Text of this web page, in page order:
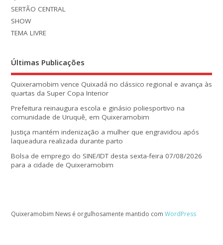
SERTÃO CENTRAL
SHOW
TEMA LIVRE
Últimas Publicações
Quixeramobim vence Quixadá no clássico regional e avança às
quartas da Super Copa Interior
Prefeitura reinaugura escola e ginásio poliesportivo na
comunidade de Uruquê, em Quixeramobim
Justiça mantém indenização a mulher que engravidou após
laqueadura realizada durante parto
Bolsa de emprego do SINE/IDT desta sexta-feira 07/08/2026
para a cidade de Quixeramobim
Quixeramobim News é orgulhosamente mantido com WordPress